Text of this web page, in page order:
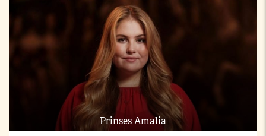
Prinses Amalia